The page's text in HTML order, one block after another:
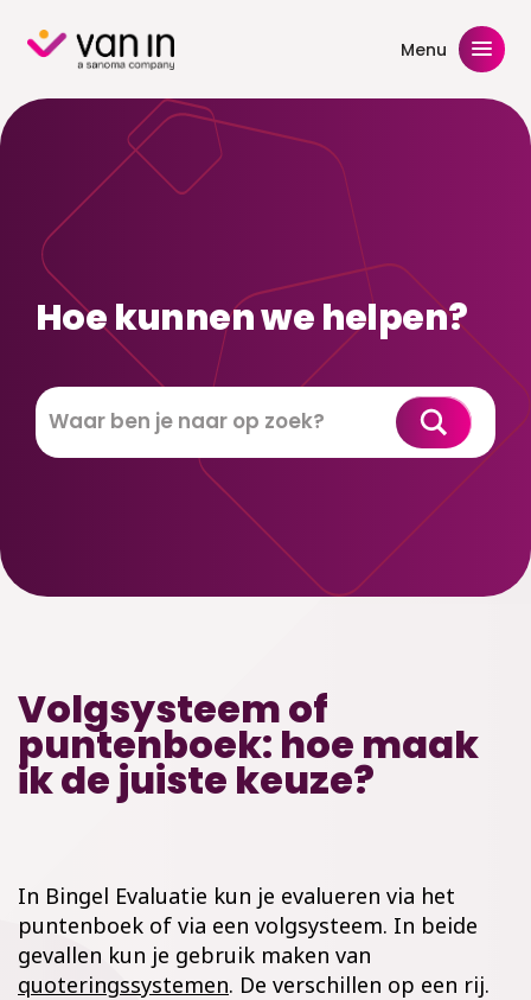
content Menu
Hoe kunnen we helpen?
Zoeken
Volgsysteem of
puntenboek: hoe maak
ik de juiste keuze?
In Bingel Evaluatie kun je evalueren via het
puntenboek of via een volgsysteem. In beide
gevallen kun je gebruik maken van
quoteringssystemen. De verschillen op een rij.